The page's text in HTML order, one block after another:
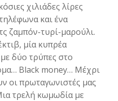
χιλιάδες λίρες
και ένα
ζαμπόν-τυρί-μαρούλι.
μία κυπρέα
δύο τρύπες στο
Black money… Μέχρι
οι πρωταγωνιστές μας
τρελή κωμωδία με